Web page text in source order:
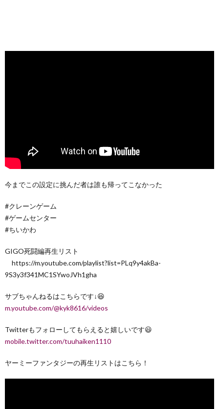
今までこの設定に挑んだ者は誰も帰ってこなかった
#クレーンゲーム
#ゲームセンター
#ちいかわ
GIGO死闘編再生リスト
https://m.youtube.com/playlist?list=PLq9y4akBa-
9S3y3f341MC1SYwoJVh1gha
サブちゃんねるはこちらです↓😆
m.youtube.com/@kyk8616/videos
Twitterもフォローしてもらえると嬉しいです😃
mobile.twitter.com/tuuhaiken1110
ヤーミーファンタジーの再生リストはこちら！